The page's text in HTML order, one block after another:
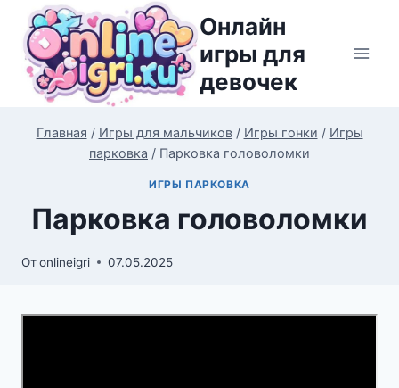
Перейти
содержимому
Онлайн
игры для
девочек
Главная / Игры для мальчиков / Игры гонки / Игры
парковка / Парковка головоломки
ИГРЫ ПАРКОВКА
Парковка головоломки
Отonlineigri 07.05.2025